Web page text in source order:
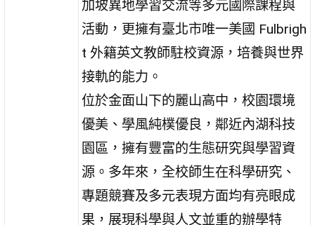
加坡異地學習交流等多元國際課程與
活動，更擁有臺北市唯一美國 Fulbrigh
t 外籍英文教師駐校資源，培養與世界
接軌的能力。
位於金面山下的麗山高中，校園環境
優美、學風純樸優良，鄰近內湖科技
園區，擁有豐富的生態研究與學習資
源。多年來，全校師生在科學研究、
專題競賽及多元表現方面均有亮眼成
果，展現科學與人文並重的辦學特